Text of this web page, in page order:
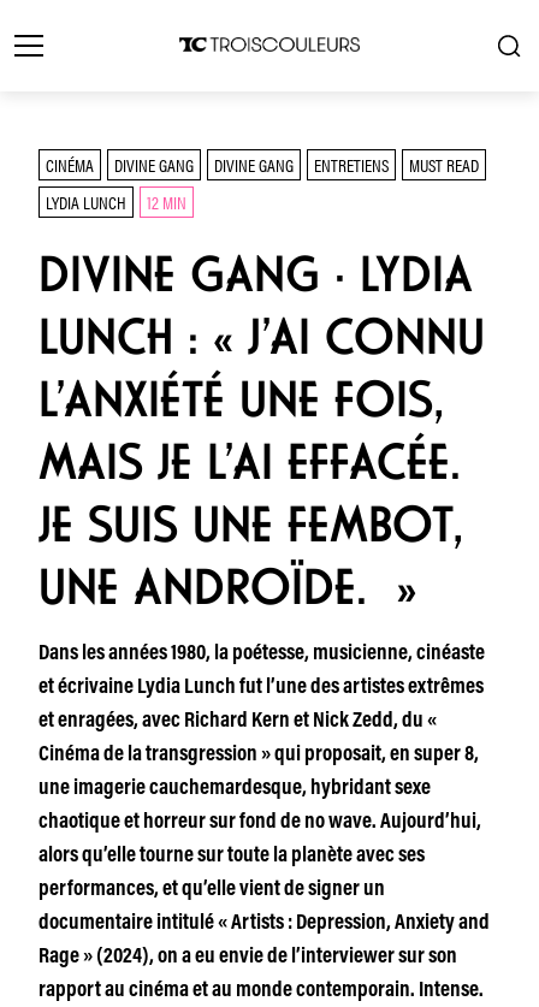
CINÉMA DIVINE GANG DIVINE GANG ENTRETIENS
MUST READ
LYDIA LUNCH
12 MIN
DIVINE GANG · LYDIA
LUNCH : « J’AI CONNU
L’ANXIÉTÉ UNE FOIS,
MAIS JE L’AI EFFACÉE.
JE SUIS UNE FEMBOT,
UNE ANDROÏDE. »
Dans les années 1980, la poétesse, musicienne, cinéaste
et écrivaine Lydia Lunch fut l’une des artistes extrêmes
et enragées, avec Richard Kern et Nick Zedd, du «
Cinéma de la transgression » qui proposait, en super 8,
une imagerie cauchemardesque, hybridant sexe
chaotique et horreur sur fond de no wave. Aujourd’hui,
alors qu’elle tourne sur toute la planète avec ses
performances, et qu’elle vient de signer un
documentaire intitulé « Artists : Depression, Anxiety and
Rage » (2024), on a eu envie de l’interviewer sur son
rapport au cinéma et au monde contemporain. Intense.